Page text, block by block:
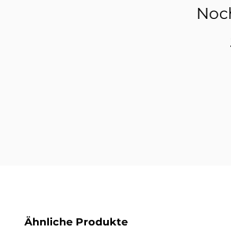
Im Lieferumfang enthalten ist ein
Ähnliche Produkte